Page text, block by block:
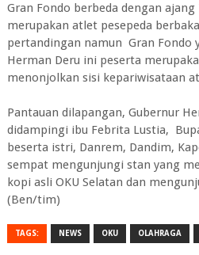
Gran Fondo berbeda dengan
merupakan atlet pesepeda
pertandingan namun Gran Fondo
Herman Deru ini peserta
menonjolkan sisi kepariwisataan
Pantauan dilapangan, Gubernur
didampingi ibu Febrita Lustia,
beserta istri, Danrem, Dandim,
sempat mengunjungi stan yang
kopi asli OKU Selatan dan
(Ben/tim)
TAGS: NEWS OKU OLAHRAGA